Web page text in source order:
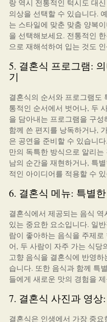
랑 역시 전통적인 턱시도 대
의상을 선택할 수 있습니다.
는 스타일에 맞춘 맞춤 양복
을 선택해보세요. 전통적인
으로 재해석하여 입는 것도
5. 결혼식 프로그램:
기
결혼식의 순서와 프로그램도
통적인 순서에서 벗어나, 두
을 담아내는 프로그램을 구
함께 쓴 편지를 낭독하거나,
은 공연을 준비할 수 있습니
만의 독특한 방식으로 알리
남의 순간을 재현하거나, 특
적인 아이디어를 적용할 수
6. 결혼식 메뉴: 특별
결혼식에서 제공되는 음식
있는 중요한 요소입니다. 일
람이 좋아하는 음식을 주제
어, 두 사람이 자주 가는 식당
고향 음식을 결혼식에 반영
습니다. 또한 음식과 함께 특
들에게 새로운 맛의 경험을
7. 결혼식 사진과 영
결혼식은 인생에서 가장 중